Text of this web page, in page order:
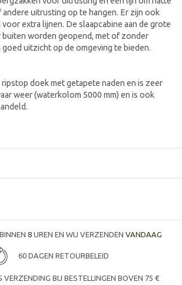
andere uitrusting op te hangen. Er zijn ook
extra lijnen. De slaapcabine aan de grote
buiten worden geopend, met of zonder
goed uitzicht op de omgeving te bieden.
doek met getapete naden en is zeer
weer (waterkolom 5000 mm) en is ook
8UREN EN WIJ VERZENDEN VANDAAG
60 DAGEN RETOURBELEID
VERZENDING BIJ BESTELLINGEN BOVEN 75 €